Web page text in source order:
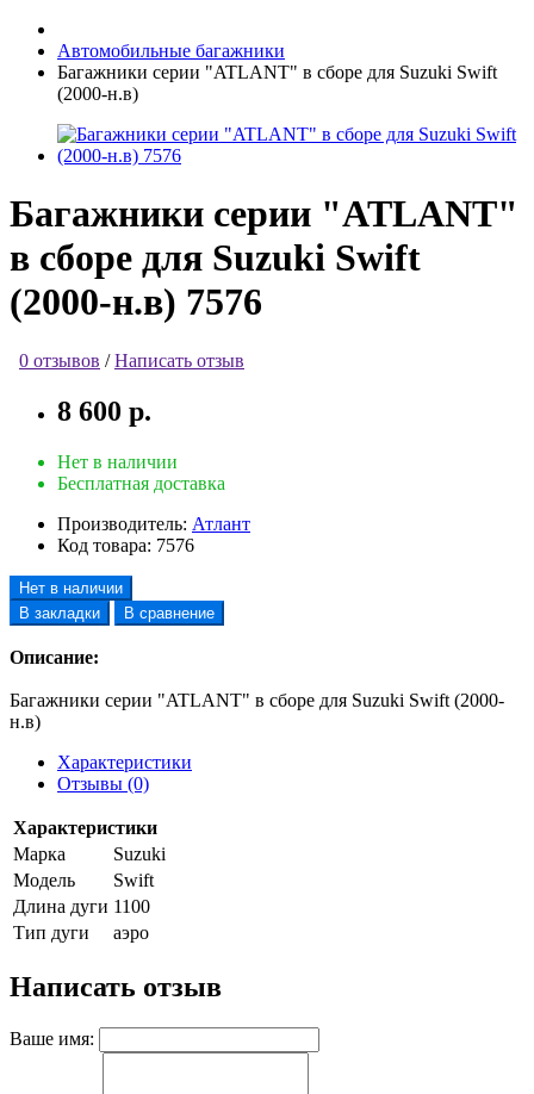
Автомобильные багажники
Багажники серии "ATLANT" в сборе для Suzuki Swift
(2000-н.в)
Багажники серии "ATLANT"
в сборе для Suzuki Swift
(2000-н.в) 7576
0 отзывов /Написать отзыв
8 600 р.
Нет в наличии
Бесплатная доставка
Производитель: Атлант
Код товара: 7576
Нет в наличии
В закладки
В сравнение
Описание:
Багажники серии "ATLANT" в сборе для Suzuki Swift (2000-
н.в)
Характеристики
Отзывы (0)
Характеристики
Марка
Suzuki
Модель
Swift
Длина дуги 1100
Тип дуги
аэро
Написать отзыв
Ваше имя: